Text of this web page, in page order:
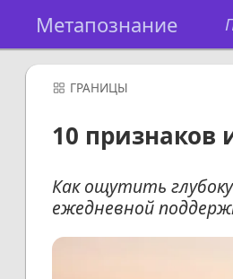
Метапознание
ГРАНИЦЫ
10 признаков
Как ощутить
ежедневной